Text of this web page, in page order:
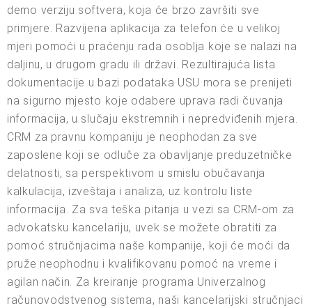
demo verziju softvera, koja će brzo završiti sve
primjere. Razvijena aplikacija za telefon će u velikoj
mjeri pomoći u praćenju rada osoblja koje se nalazi na
daljinu, u drugom gradu ili državi. Rezultirajuća lista
dokumentacije u bazi podataka USU mora se prenijeti
na sigurno mjesto koje odabere uprava radi čuvanja
informacija, u slučaju ekstremnih i nepredviđenih mjera.
CRM za pravnu kompaniju je neophodan za sve
zaposlene koji se odluče za obavljanje preduzetničke
delatnosti, sa perspektivom u smislu obučavanja
kalkulacija, izveštaja i analiza, uz kontrolu liste
informacija. Za sva teška pitanja u vezi sa CRM-om za
advokatsku kancelariju, uvek se možete obratiti za
pomoć stručnjacima naše kompanije, koji će moći da
pruže neophodnu i kvalifikovanu pomoć na vreme i
agilan način. Za kreiranje programa Univerzalnog
računovodstvenog sistema, naši kancelarijski stručnjaci